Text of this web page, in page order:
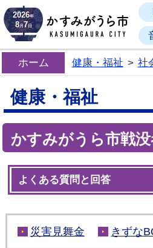
2026年
8月7日
ホーム 健康・福祉 > 社
健康・福祉
かすみがうら市戦
よくある質問と回答
災害見舞金 きずな